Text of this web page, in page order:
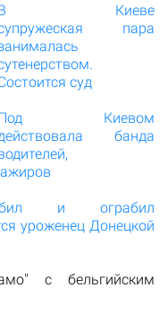
Киеве
пара
суд
Киевом
банда
и ограбил
уроженец Донецкой
с бельгийским